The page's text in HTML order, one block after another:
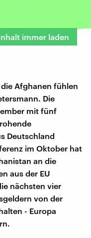
immer laden
Afghanen fühlen
Die
mit fünf
Deutschland
im Oktober hat
an die
aus der EU
nächsten vier
von der
- Europa